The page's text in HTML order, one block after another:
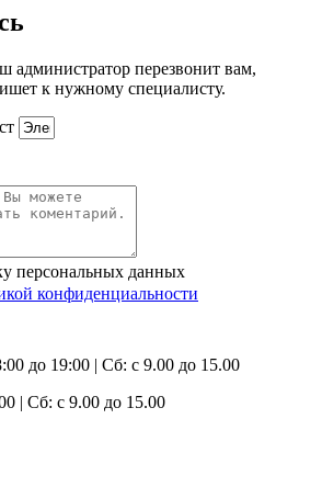
администратор перезвонит вам,
к нужному специалисту.
персональных данных
конфиденциальности
до 19:00 | Сб: с 9.00 до 15.00
| Сб: с 9.00 до 15.00